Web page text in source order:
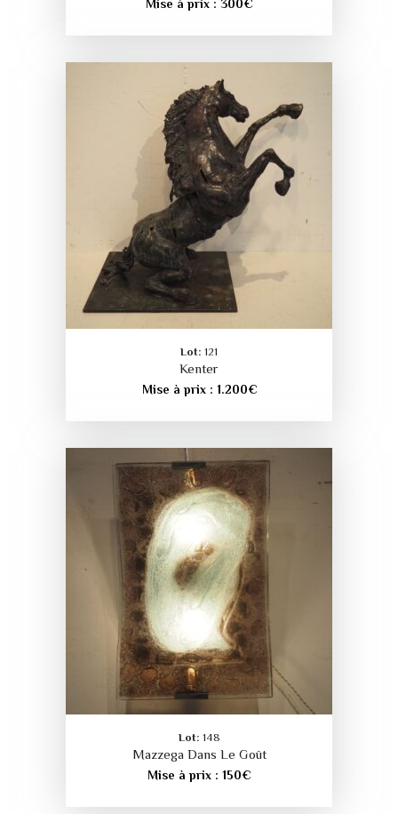
Mise à prix : 300€
Lot: 121
Kenter
Mise à prix : 1.200€
Lot: 148
Mazzega Dans Le Goût
Mise à prix : 150€